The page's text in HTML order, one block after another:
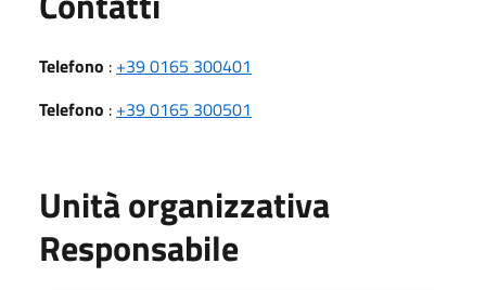
Telefono : +39 0165 300401
Telefono : +39 0165 300501
Unità organizzativa
Responsabile